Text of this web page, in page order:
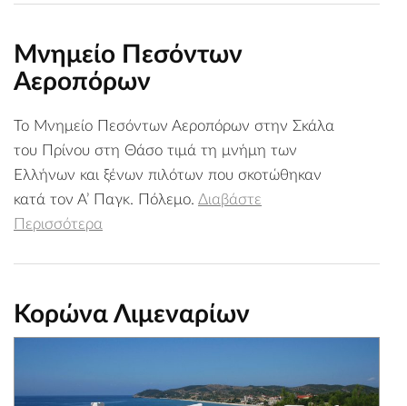
Μνημείο Πεσόντων
Αεροπόρων
Το Μνημείο Πεσόντων Αεροπόρων στην Σκάλα
του Πρίνου στη Θάσο τιμά τη μνήμη των
Ελλήνων και ξένων πιλότων που σκοτώθηκαν
κατά τον Α’ Παγκ. Πόλεμο. Διαβάστε
Περισσότερα
Κορώνα Λιμεναρίων